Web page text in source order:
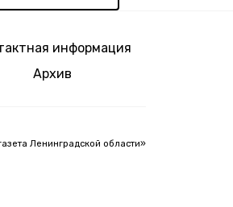
информация
Архив
Ленинградской области»